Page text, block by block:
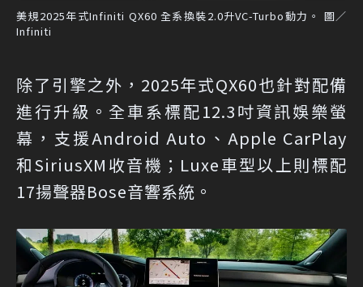
美規2025年式Infiniti QX60 全系換裝2.0升VC-Turbo動力。 圖／
Infiniti
除了引擎之外，2025年式QX60也針對配備
進行升級。全車系標配12.3吋資訊娛樂螢
幕，支援Android Auto、Apple CarPlay
和SiriusXM收音機；Luxe車型以上則標配
17揚聲器Bose音響系統。